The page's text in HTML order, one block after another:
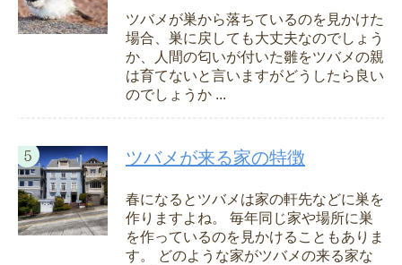
ツバメが巣から落ちているのを見かけた
場合、巣に戻しても大丈夫なのでしょう
か、人間の匂いが付いた雛をツバメの親
は育てないと言いますがどうしたら良い
のでしょうか ...
ツバメが来る家の特徴
春になるとツバメは家の軒先などに巣を
作りますよね。 毎年同じ家や場所に巣
を作っているのを見かけることもありま
す。 どのような家がツバメの来る家な